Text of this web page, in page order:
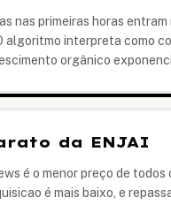
nas primeiras horas
algoritmo interpreta como
orgânico
da ENJAI
é o menor preço de todos
é mais baixo, e